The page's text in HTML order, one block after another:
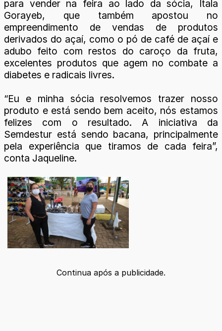
para vender na feira ao lado da sócia, Ítala
Gorayeb, que também apostou no
empreendimento de vendas de produtos
derivados do açaí, como o pó de café de açaí e
adubo feito com restos do caroço da fruta,
excelentes produtos que agem no combate a
diabetes e radicais livres.
“Eu e minha sócia resolvemos trazer nosso
produto e está sendo bem aceito, nós estamos
felizes com o resultado. A iniciativa da
Semdestur está sendo bacana, principalmente
pela experiência que tiramos de cada feira”,
conta Jaqueline.
Continua após a publicidade.